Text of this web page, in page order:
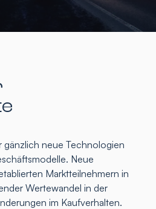
neue Technologien
Neue
Marktteilnehmern in
Wertewandel in der
im Kaufverhalten.